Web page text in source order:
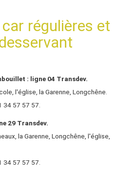
régulières et
: ligne 04 Transdev.
l'église, la Garenne, Longchêne.
34 57 57 57.
29 Transdev.
la Garenne, Longchêne, l'église,
34 57 57 57.